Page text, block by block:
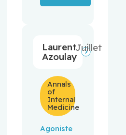
Laurent
Azoulay
Juillet
Annals
of
Internal
Medicine
Agoniste